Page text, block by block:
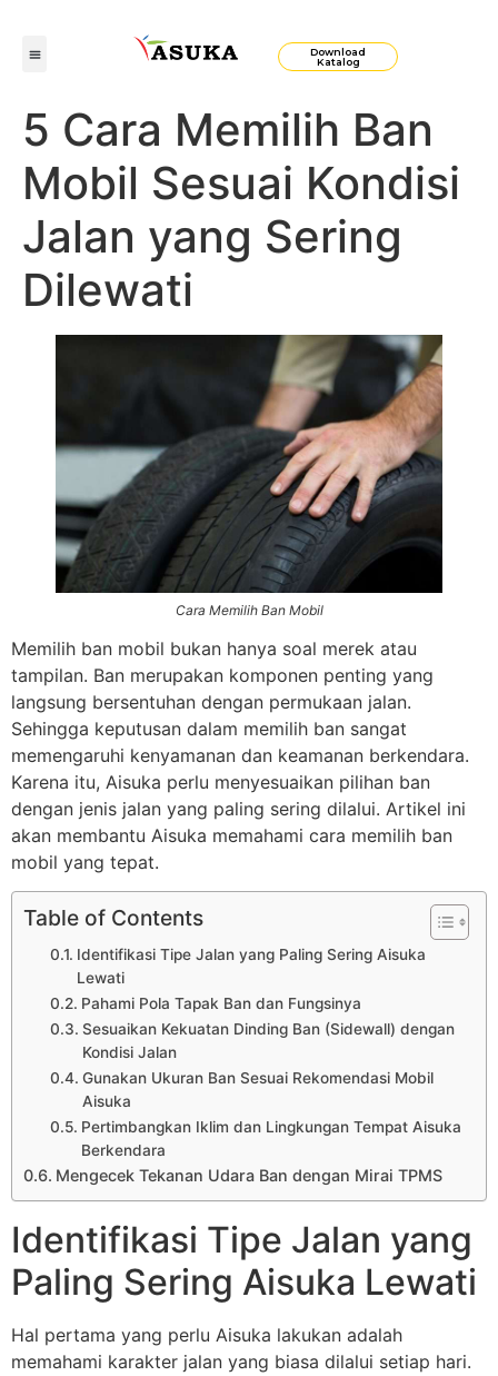
Download
Katalog
5 Cara Memilih Ban
Mobil Sesuai Kondisi
Jalan yang Sering
Dilewati
Cara Memilih Ban Mobil
Memilih ban mobil bukan hanya soal merek atau
tampilan. Ban merupakan komponen penting yang
langsung bersentuhan dengan permukaan jalan.
Sehingga keputusan dalam memilih ban sangat
memengaruhi kenyamanan dan keamanan berkendara.
Karena itu, Aisuka perlu menyesuaikan pilihan ban
dengan jenis jalan yang paling sering dilalui. Artikel ini
akan membantu Aisuka memahami cara memilih ban
mobil yang tepat.
Table of Contents
Identifikasi Tipe Jalan yang Paling Sering Aisuka
Lewati
Pahami Pola Tapak Ban dan Fungsinya
Sesuaikan Kekuatan Dinding Ban (Sidewall) dengan
Kondisi Jalan
Gunakan Ukuran Ban Sesuai Rekomendasi Mobil
Aisuka
Pertimbangkan Iklim dan Lingkungan Tempat Aisuka
Berkendara
Mengecek Tekanan Udara Ban dengan Mirai TPMS
Identifikasi Tipe Jalan yang
Paling Sering Aisuka Lewati
Hal pertama yang perlu Aisuka lakukan adalah
memahami karakter jalan yang biasa dilalui setiap hari.